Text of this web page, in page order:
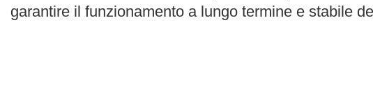
garantire il funzionamento a lungo termine e stabile